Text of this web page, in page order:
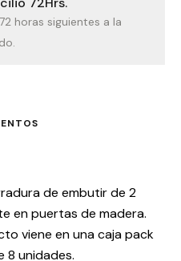
horas siguientes a la
de embutir de 2
en puertas de madera.
viene en una caja pack
8 unidades.